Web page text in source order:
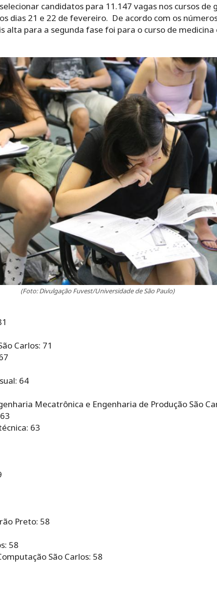
candidatos para 11.147 vagas nos cursos de
dias 21 e 22 de fevereiro. De acordo com os
alta para a segunda fase foi para o curso de medicina
(Foto: Divulgação Fuvest/Universidade de São Paulo)
Carlos: 71
64
Mecatrônica e Engenharia de Produção São
63
Preto: 58
58
São Carlos: 58